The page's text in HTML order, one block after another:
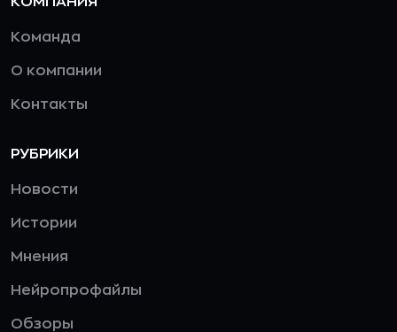
Команда
О компании
Контакты
РУБРИКИ
Новости
Истории
Мнения
Нейропрофайлы
Обзоры